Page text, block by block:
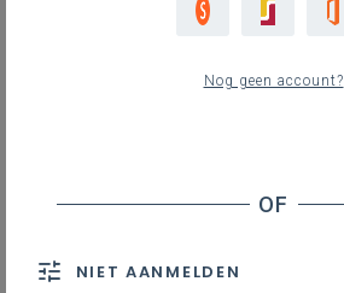
Schematisch overzicht
Externe planningsprocedure
Nog geen account?
NIET AANMELDEN